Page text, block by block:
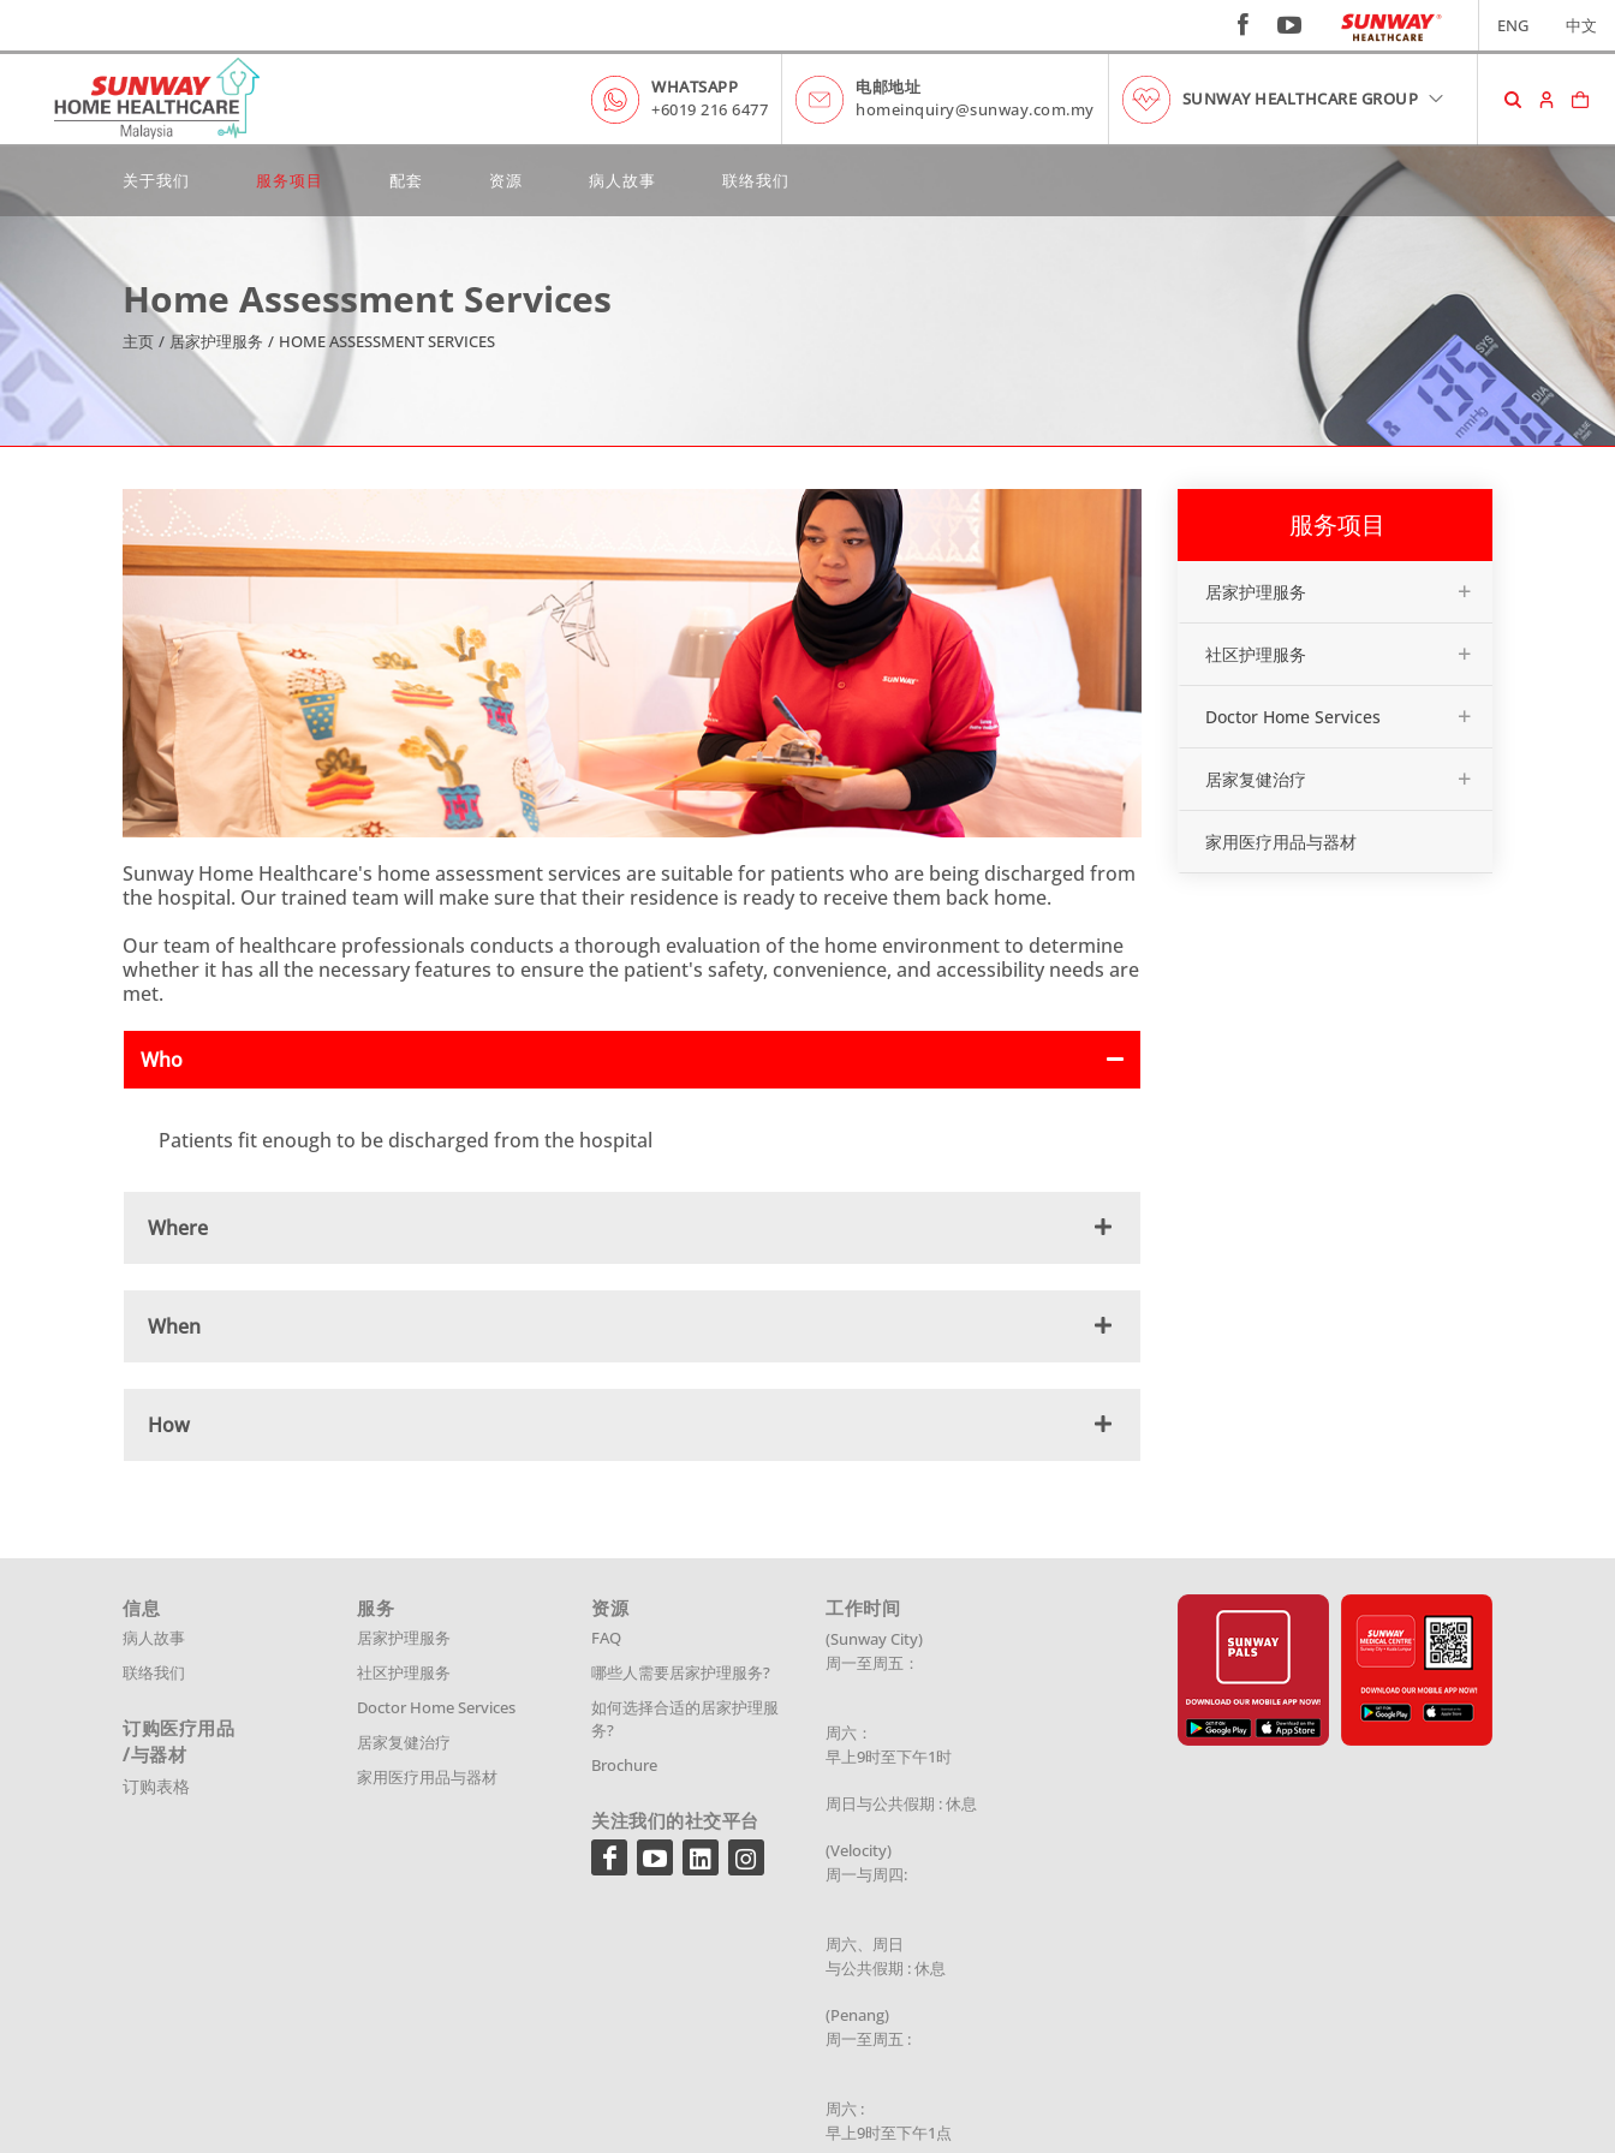
ENG 中文
WHATSAPP
+6019 216 6477
电邮地址
homeinquiry@sunway.com.my
SUNWAY HEALTHCARE GROUP
您的购物车中没有商品。
RM0.00 查看购物车
关于我们 服务项目 配套 资源 病人故事 联络我们
Home Assessment Services
主页 / 居家护理服务 / HOME ASSESSMENT SERVICES
Sunway Home Healthcare's home assessment services are suitable for patients who are being discharged from
the hospital. Our trained team will make sure that their residence is ready to receive them back home.
Our team of healthcare professionals conducts a thorough evaluation of the home environment to determine
whether it has all the necessary features to ensure the patient's safety, convenience, and accessibility needs are
met.
Who
Patients fit enough to be discharged from the hospital
Where
When
How
服务项目
居家护理服务 +
社区护理服务 +
Doctor Home Services +
居家复健治疗 +
家用医疗用品与器材
信息
病人故事
联络我们
订购医疗用品
/与器材
订购表格
服务
居家护理服务
社区护理服务
Doctor Home Services
居家复健治疗
家用医疗用品与器材
资源
FAQ
哪些人需要居家护理服务?
如何选择合适的居家护理服
务?
Brochure
关注我们的社交平台
工作时间
(Sunway City)
周一至周五：
周六：
早上9时至下午1时
周日与公共假期 : 休息
(Velocity)
周一与周四:
周六、周日
与公共假期 : 休息
(Penang)
周一至周五 :
周六 :
早上9时至下午1点